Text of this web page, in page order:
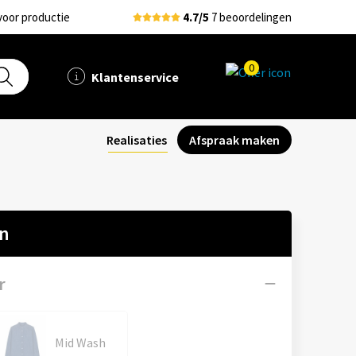
productie 4.7/5 7 beoordelingen
Klantenservice
0
Realisaties Afspraak maken
Mid Wash